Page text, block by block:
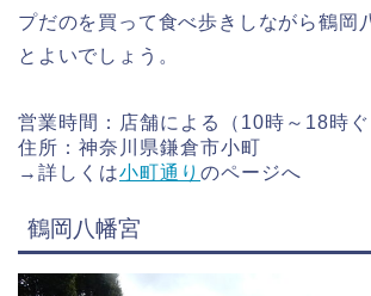
プだのを買って食べ歩きしながら鶴岡
とよいでしょう。
営業時間：店舗による（10時～18時ぐ
住所：神奈川県鎌倉市小町
→詳しくは小町通り のページへ
鶴岡八幡宮